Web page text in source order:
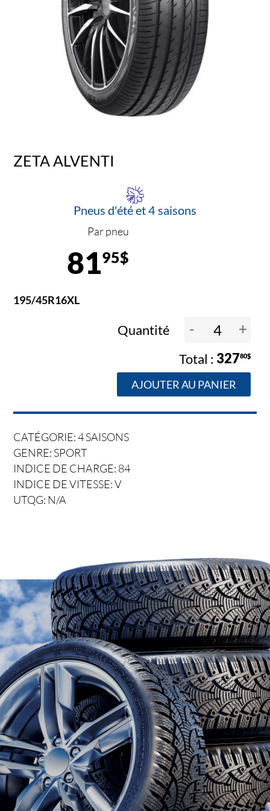
ZETA ALVENTI
Pneus d'été et 4 saisons
Par pneu
8195$
195/45R16XL
Quantité - +
32780$
AJOUTER AU PANIER
CATÉGORIE: 4 SAISONS
GENRE: SPORT
INDICE DE CHARGE: 84
INDICE DE VITESSE: V
UTQG: N/A